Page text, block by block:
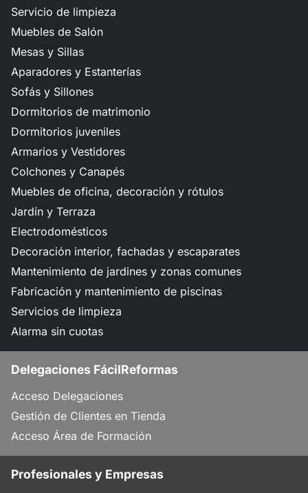
Servicio de limpieza
Muebles de Salón
Mesas y Sillas
Aparadores y Estanterías
Sofás y Sillones
Dormitorios de matrimonio
Dormitorios juveniles
Armarios y Vestidores
Colchones y Canapés
Muebles de oficina, decoración y rótulos
Jardín y Terraza
Electrodomésticos
Decoración interior, fachadas y escaparates
Mantenimiento de jardines y zonas comunes
Fabricación y mantenimiento de piscinas
Servicios de limpieza
Alarma sin cuotas
Delegaciones FácilReformas
Acceso Delegaciones
Gestión de Clientes en Tienda
Acceso Área de Formación
Profesionales y Empresas